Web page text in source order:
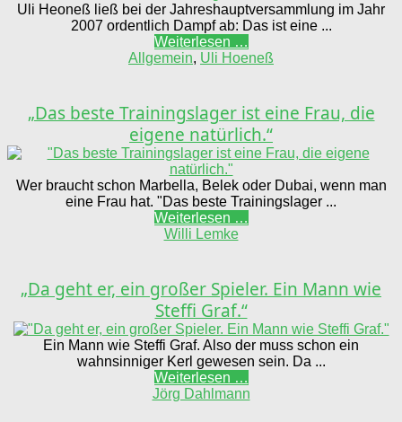
Uli Heoneß ließ bei der Jahreshauptversammlung im Jahr
2007 ordentlich Dampf ab: Das ist eine ...
Weiterlesen …
Allgemein, Uli Hoeneß
„Das beste Trainingslager ist eine Frau, die
eigene natürlich.“
Wer braucht schon Marbella, Belek oder Dubai, wenn man
eine Frau hat. "Das beste Trainingslager ...
Weiterlesen …
Willi Lemke
„Da geht er, ein großer Spieler. Ein Mann wie
Steffi Graf.“
Ein Mann wie Steffi Graf. Also der muss schon ein
wahnsinniger Kerl gewesen sein. Da ...
Weiterlesen …
Jörg Dahlmann